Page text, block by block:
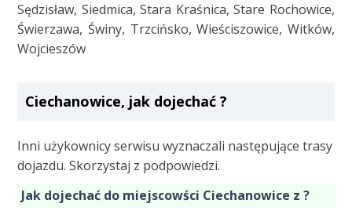
Sędzisław, Siedmica, Stara Kraśnica, Stare Rochowice,
Świerzawa, Świny, Trzcińsko, Wieściszowice, Witków,
Wojcieszów
Ciechanowice, jak dojechać ?
Inni użykownicy serwisu wyznaczali następujące trasy
dojazdu. Skorzystaj z podpowiedzi.
Jak dojechać do miejscowści Ciechanowice z ?